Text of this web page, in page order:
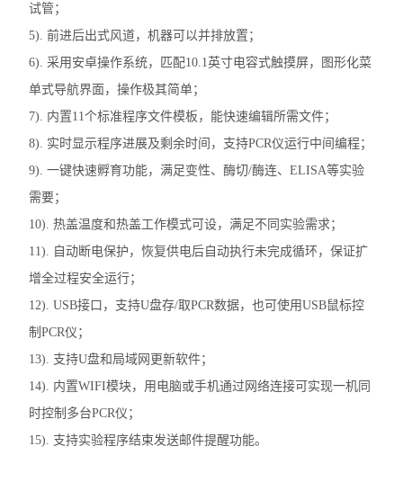
试管；
5). 前进后出式风道，机器可以并排放置；
6). 采用安卓操作系统，匹配10.1英寸电容式触摸屏，图形化菜
单式导航界面，操作极其简单；
7). 内置11个标准程序文件模板，能快速编辑所需文件；
8). 实时显示程序进展及剩余时间，支持PCR仪运行中间编程；
9). 一键快速孵育功能，满足变性、酶切/酶连、ELISA等实验
需要；
10). 热盖温度和热盖工作模式可设，满足不同实验需求；
11). 自动断电保护，恢复供电后自动执行未完成循环，保证扩
增全过程安全运行；
12). USB接口，支持U盘存/取PCR数据，也可使用USB鼠标控
制PCR仪；
13). 支持U盘和局域网更新软件；
14). 内置WIFI模块，用电脑或手机通过网络连接可实现一机同
时控制多台PCR仪；
15). 支持实验程序结束发送邮件提醒功能。